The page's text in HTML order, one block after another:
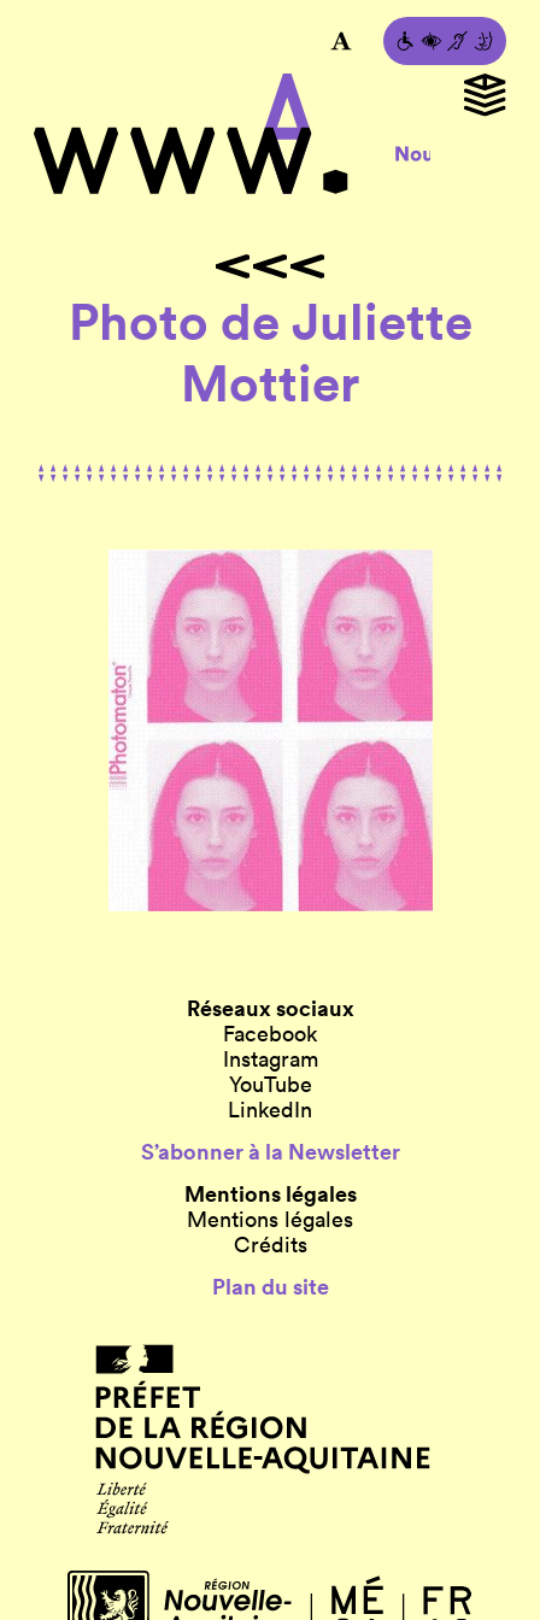
Photo de Juliette
Mottier
Réseaux sociaux
Facebook
Instagram
YouTube
LinkedIn
S’abonner à la Newsletter
Mentions légales
Mentions légales
Crédits
Plan du site